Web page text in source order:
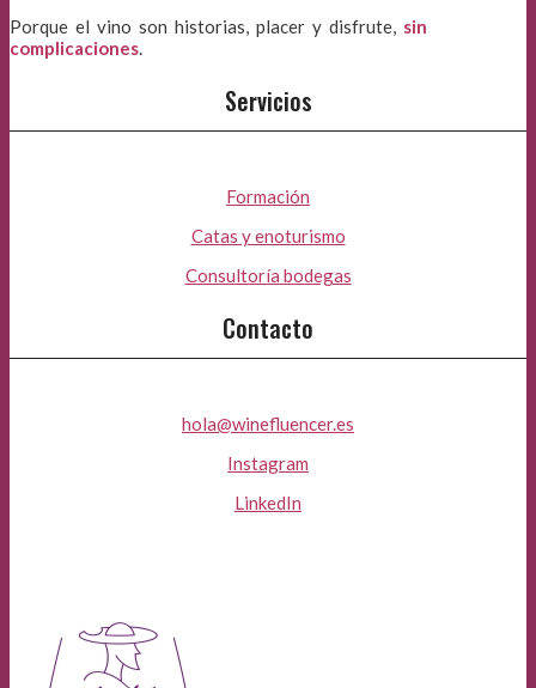
Porque el vino son historias, placer y disfrute, sin
complicaciones.
Servicios
Formación
Catas y enoturismo
Consultoría bodegas
Contacto
hola@winefluencer.es
Instagram
LinkedIn